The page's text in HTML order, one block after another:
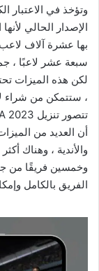
وتؤخذ في الاعتبار
الإصدار الحالي
بها عشرة آلاف
سبعة عشر لاعبًا ،
لكن هذه الميزات
، ستتمكن من شراء
أن العديد من
وخمسين فريقًا من
الفريق بالكامل